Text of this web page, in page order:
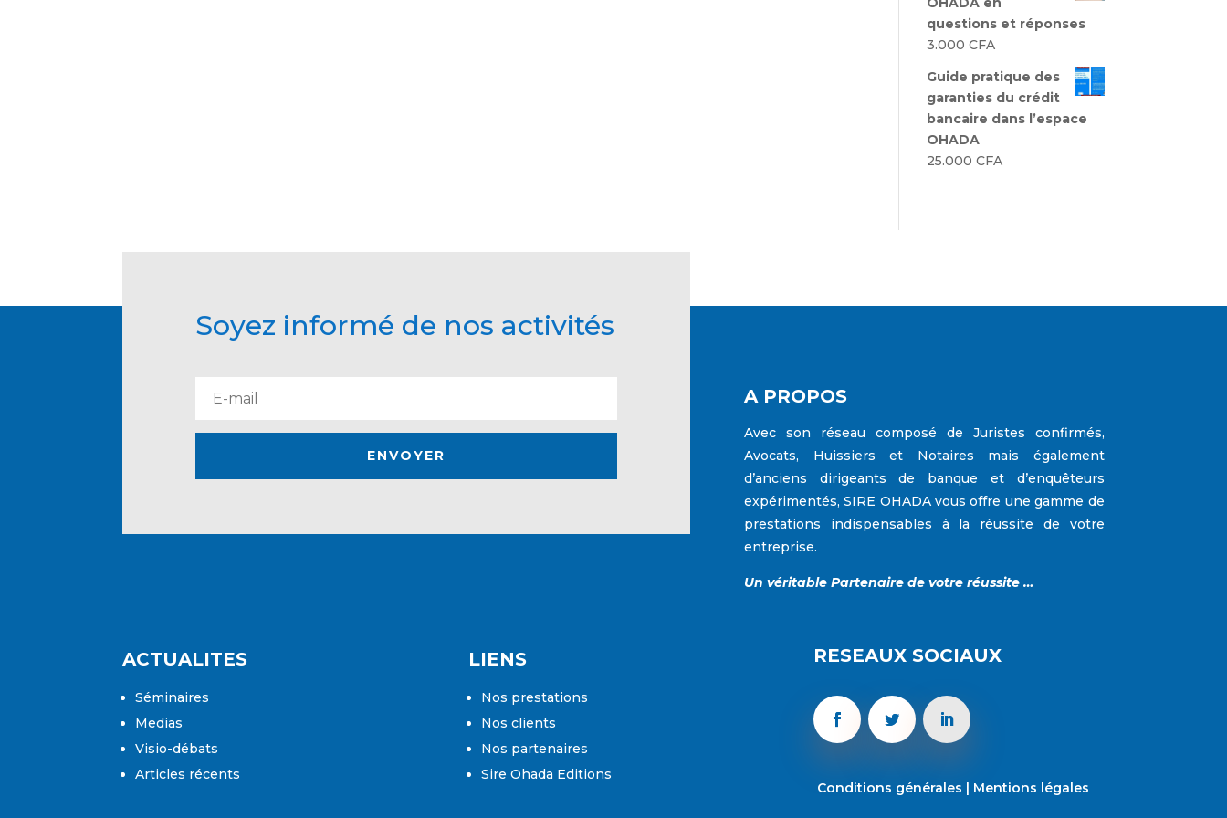
questions et réponses
3.000CFA
Guide pratique des
garanties du crédit
bancaire dans l’espace
OHADA
25.000CFA
Soyez informé de nos activités
ENVOYER
A PROPOS
Avec son réseau composé de Juristes confirmés,
Avocats, Huissiers et Notaires mais également
d’anciens dirigeants de banque et d’enquêteurs
expérimentés,SIRE OHADAvous offre une gamme de
prestations indispensables à la réussite de votre
entreprise.
Un véritable Partenaire de votre réussite …
ACTUALITES
Séminaires
Medias
Visio-débats
Articles récents
LIENS
Nos prestations
Nos clients
Nos partenaires
Sire Ohada Editions
RESEAUX SOCIAUX
Conditions générales | Mentions légales